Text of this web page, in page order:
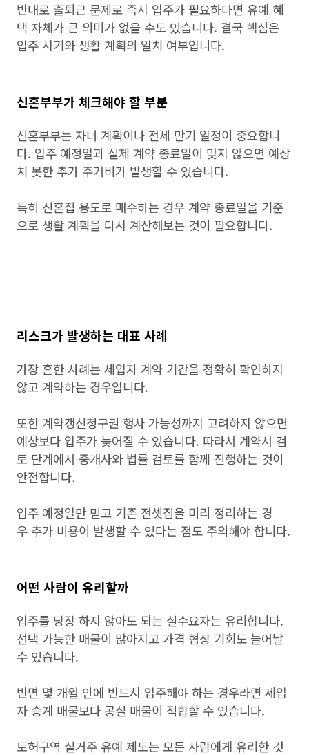
반대로 출퇴근 문제로 즉시 입주가 필요하다면 유예 혜
택 자체가 큰 의미가 없을 수도 있습니다. 결국 핵심은
입주 시기와 생활 계획의 일치 여부입니다.
신혼부부가 체크해야 할 부분
신혼부부는 자녀 계획이나 전세 만기 일정이 중요합니
다. 입주 예정일과 실제 계약 종료일이 맞지 않으면 예상
치 못한 추가 주거비가 발생할 수 있습니다.
특히 신혼집 용도로 매수하는 경우 계약 종료일을 기준
으로 생활 계획을 다시 계산해보는 것이 필요합니다.
리스크가 발생하는 대표 사례
가장 흔한 사례는 세입자 계약 기간을 정확히 확인하지
않고 계약하는 경우입니다.
또한 계약갱신청구권 행사 가능성까지 고려하지 않으면
예상보다 입주가 늦어질 수 있습니다. 따라서 계약서 검
토 단계에서 중개사와 법률 검토를 함께 진행하는 것이
안전합니다.
입주 예정일만 믿고 기존 전셋집을 미리 정리하는 경
우 추가 비용이 발생할 수 있다는 점도 주의해야 합니다.
어떤 사람이 유리할까
입주를 당장 하지 않아도 되는 실수요자는 유리합니다.
선택 가능한 매물이 많아지고 가격 협상 기회도 늘어날
수 있습니다.
반면 몇 개월 안에 반드시 입주해야 하는 경우라면 세입
자 승계 매물보다 공실 매물이 적합할 수 있습니다.
토허구역 실거주 유예 제도는 모든 사람에게 유리한 것